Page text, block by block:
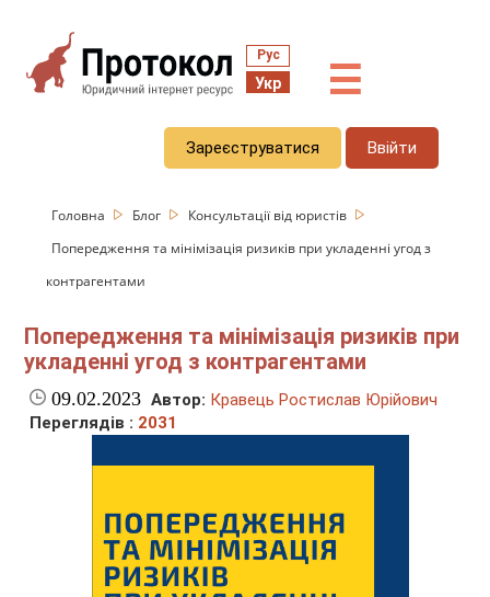
Рус
Укр ☰
Зареєструватися Ввійти
Головна Блог
Консультації від юристів
Попередження та мінімізація ризиків при укладенні угод з
контрагентами
Попередження та мінімізація ризиків при
укладенні угод з контрагентами
09.02.2023 Автор: Кравець Ростислав Юрійович
Переглядів : 2031